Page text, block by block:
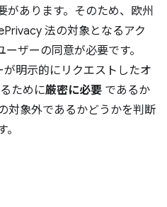
があります。そのため、欧州
法の対象となるアク
ザーの同意が必要です。
明示的にリクエストしたオ
ために厳密に必要 であるか
対象外であるかどうかを判断